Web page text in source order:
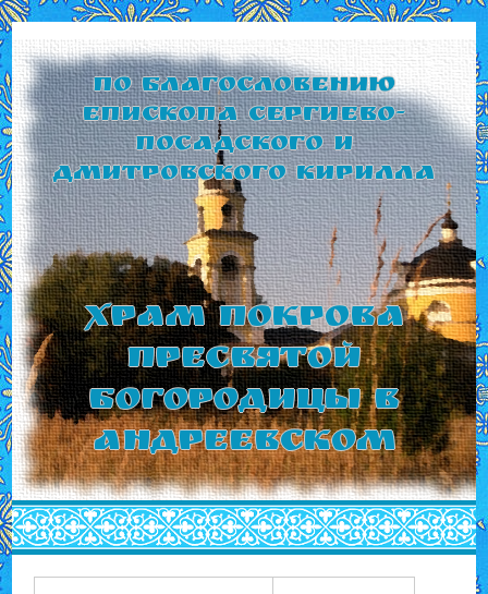
По благословению
Епископа Сергиево-
Посадского и
Дмитровского Кирилла
Храм Покрова
Пресвятой
Богородицы в
Андреевском